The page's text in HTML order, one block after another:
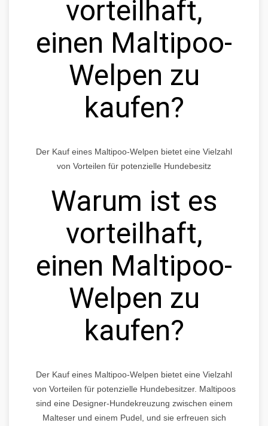
vorteilhaft,
einen Maltipoo-
Welpen zu
kaufen?
Der Kauf eines Maltipoo-Welpen bietet eine Vielzahl
von Vorteilen für potenzielle Hundebesitz
Warum ist es
vorteilhaft,
einen Maltipoo-
Welpen zu
kaufen?
Der Kauf eines Maltipoo-Welpen bietet eine Vielzahl
von Vorteilen für potenzielle Hundebesitzer. Maltipoos
sind eine Designer-Hundekreuzung zwischen einem
Malteser und einem Pudel, und sie erfreuen sich